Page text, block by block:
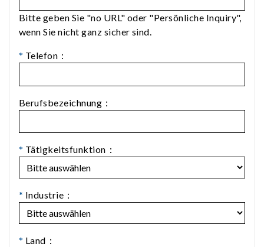
Bitte geben Sie "no URL" oder "Persönliche Inquiry",
wenn Sie nicht ganz sicher sind.
* Telefon：
Berufsbezeichnung：
* Tätigkeitsfunktion：
* Industrie：
* Land：